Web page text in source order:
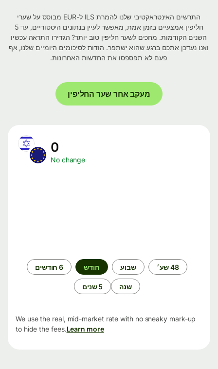
התרשים האינטראקטיבי שלנו להמרת ILS ל-EUR מבוסס על שערי
חליפין אמצעיים בזמן אמת, מאפשר לעיין בנתונים היסטוריים, עד 5
השנים הקודמות. מחכים לשער חליפין טוב יותר? הגדירו התראה עכשיו
ואנו נעדכן אתכם ברגע שהוא ישתפר. הודות לסיכומים היומיים שלנו, אף
פעם לא תפספסו את החדשות האחרונות.
מעקב אחר שער החליפין
No change
48 שע׳ שבוע חודש 6 חודשים
שנה 5 שנים
We use the real, mid-market rate with no sneaky mark-up
to hide the fees.Learn more